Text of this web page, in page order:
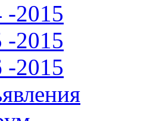
2015
2015
2015